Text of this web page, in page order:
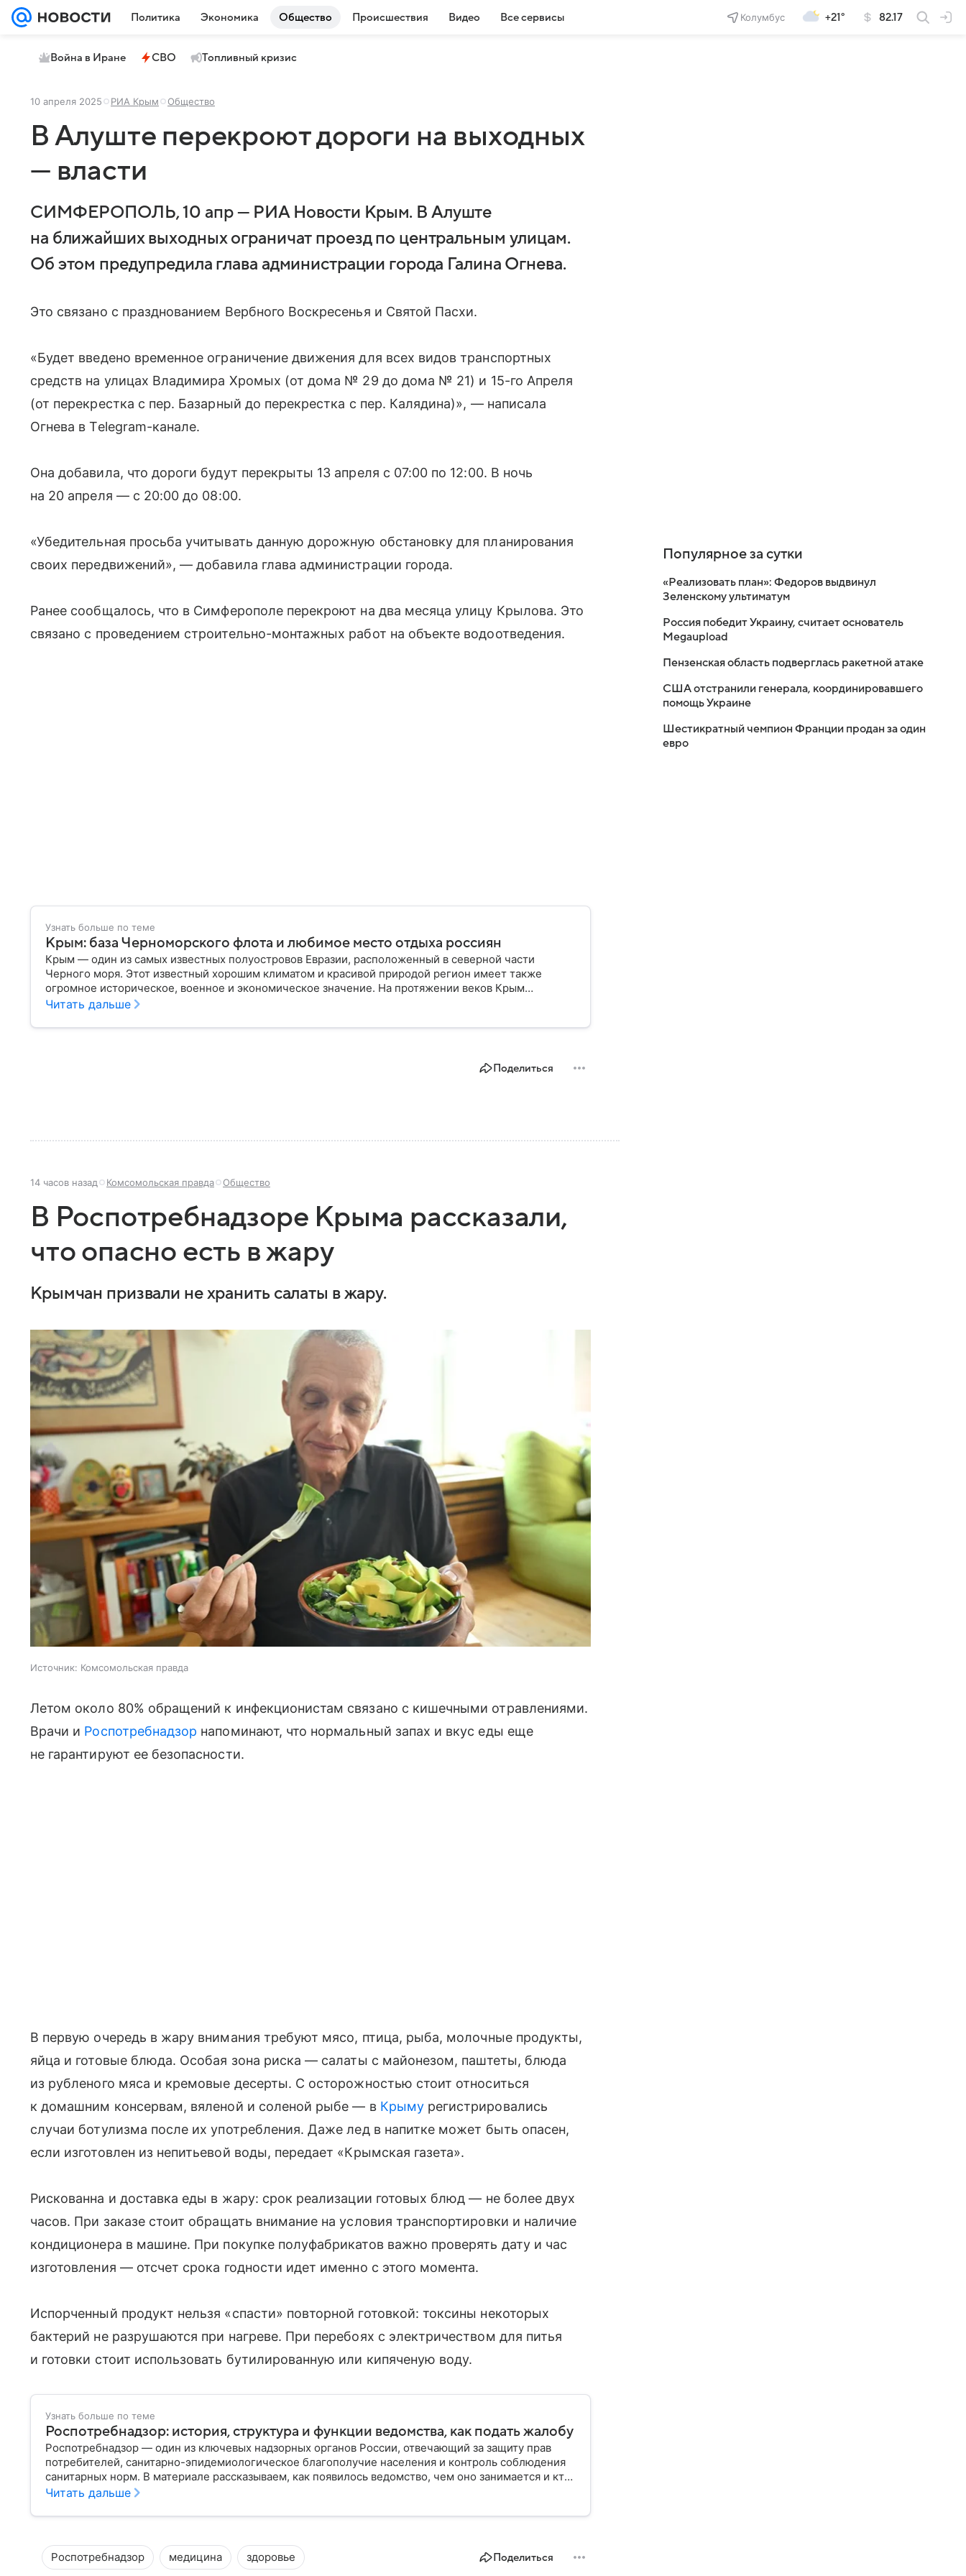
Политика Экономика Общество Происшествия Видео Все сервисы Колумбус +21° 82.17
Война в Иране СВО Топливный кризис
10 апреля 2025 РИА Крым Общество
В Алуште перекроют дороги на выходных
— власти
СИМФЕРОПОЛЬ, 10 апр — РИА Новости Крым. В Алуште
на ближайших выходных ограничат проезд по центральным улицам.
Об этом предупредила глава администрации города Галина Огнева.
Это связано с празднованием Вербного Воскресенья и Святой Пасхи.
«Будет введено временное ограничение движения для всех видов транспортных
средств на улицах Владимира Хромых (от дома № 29 до дома № 21) и 15-го Апреля
(от перекрестка с пер. Базарный до перекрестка с пер. Калядина)», — написала
Огнева в Telegram-канале.
Она добавила, что дороги будут перекрыты 13 апреля с 07:00 по 12:00. В ночь
на 20 апреля — с 20:00 до 08:00.
«Убедительная просьба учитывать данную дорожную обстановку для планирования
своих передвижений», — добавила глава администрации города.
Ранее сообщалось, что в Симферополе перекроют на два месяца улицу Крылова. Это
связано с проведением строительно-монтажных работ на объекте водоотведения.
Узнать больше по теме
Крым: база Черноморского флота и любимое место отдыха россиян
Крым — один из самых известных полуостровов Евразии, расположенный в северной части
Черного моря. Этот известный хорошим климатом и красивой природой регион имеет также
огромное историческое, военное и экономическое значение. На протяжении веков Крым
переходил от одного государства к другому, а его географическое положение сделало полуостров
Читать дальше
Поделиться
14 часов назад Комсомольская правда Общество
В Роспотребнадзоре Крыма рассказали,
что опасно есть в жару
Крымчан призвали не хранить салаты в жару.
Источник: Комсомольская правда
Летом около 80% обращений к инфекционистам связано с кишечными отравлениями.
Врачи и Роспотребнадзор напоминают, что нормальный запах и вкус еды еще
не гарантируют ее безопасности.
В первую очередь в жару внимания требуют мясо, птица, рыба, молочные продукты,
яйца и готовые блюда. Особая зона риска — салаты с майонезом, паштеты, блюда
из рубленого мяса и кремовые десерты. С осторожностью стоит относиться
к домашним консервам, вяленой и соленой рыбе — в Крымурегистрировались
случаи ботулизма после их употребления. Даже лед в напитке может быть опасен,
если изготовлен из непитьевой воды, передает «Крымская газета».
Рискованна и доставка еды в жару: срок реализации готовых блюд — не более двух
часов. При заказе стоит обращать внимание на условия транспортировки и наличие
кондиционера в машине. При покупке полуфабрикатов важно проверять дату и час
изготовления — отсчет срока годности идет именно с этого момента.
Испорченный продукт нельзя «спасти» повторной готовкой: токсины некоторых
бактерий не разрушаются при нагреве. При перебоях с электричеством для питья
и готовки стоит использовать бутилированную или кипяченую воду.
Узнать больше по теме
Роспотребнадзор: история, структура и функции ведомства, как подать жалобу
Роспотребнадзор — один из ключевых надзорных органов России, отвечающий за защиту прав
потребителей, санитарно-эпидемиологическое благополучие населения и контроль соблюдения
санитарных норм. В материале рассказываем, как появилось ведомство, чем оно занимается и кто
руководит им сегодня.
Читать дальше
Роспотребнадзор медицина здоровье Поделиться
Популярное за сутки
«Реализовать план»: Федоров выдвинул
Зеленскому ультиматум
Россия победит Украину, считает основатель
Megaupload
Пензенская область подверглась ракетной атаке
США отстранили генерала, координировавшего
помощь Украине
Шестикратный чемпион Франции продан за один
евро